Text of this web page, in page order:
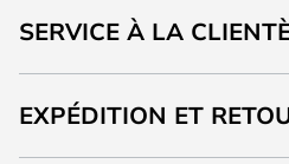
SERVICE À LA
EXPÉDITION ET